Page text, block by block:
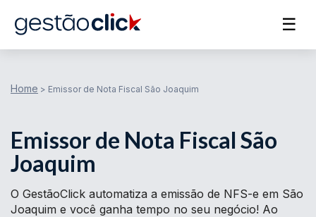
☰
Home > Emissor de Nota Fiscal São Joaquim
Emissor de Nota Fiscal São
Joaquim
O GestãoClick automatiza a emissão de NFS-e em São
Joaquim e você ganha tempo no seu negócio! Ao